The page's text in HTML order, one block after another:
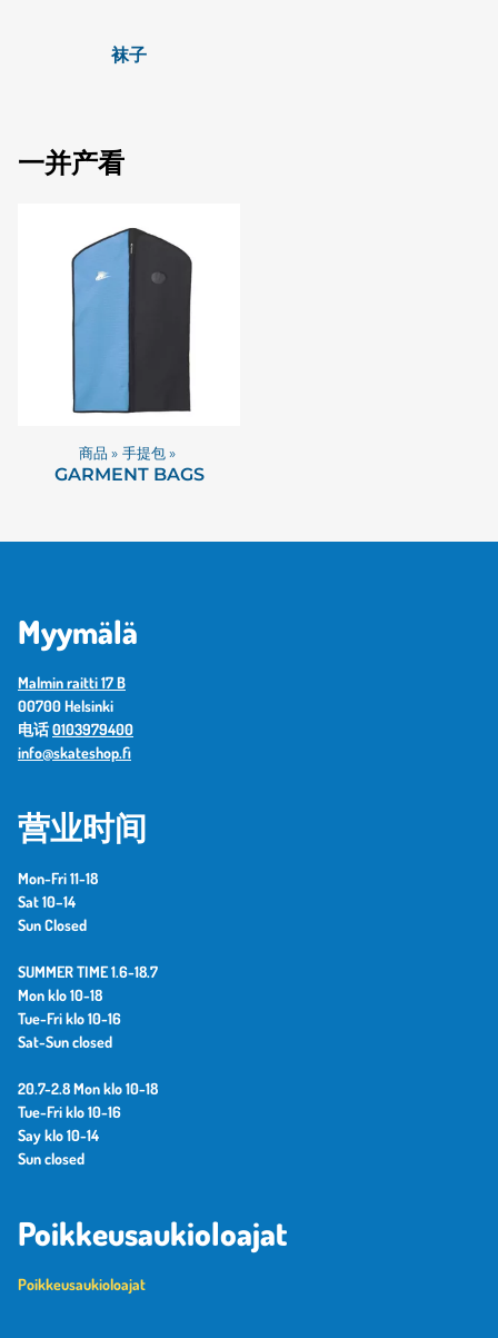
袜子
一并产看
商品 ‪» 手提包 ‪»
GARMENT BAGS
Myymälä
Malmin raitti 17 B
00700 Helsinki
电话0103979400
info@skateshop.fi
营业时间
Mon-Fri 11-18
Sat 10–14
Sun Closed
SUMMER TIME 1.6-18.7
Mon klo 10-18
Tue-Fri klo 10-16
Sat-Sun closed
20.7-2.8 Mon klo 10-18
Tue-Fri klo 10-16
Say klo 10-14
Sun closed
Poikkeusaukioloajat
Poikkeusaukioloajat